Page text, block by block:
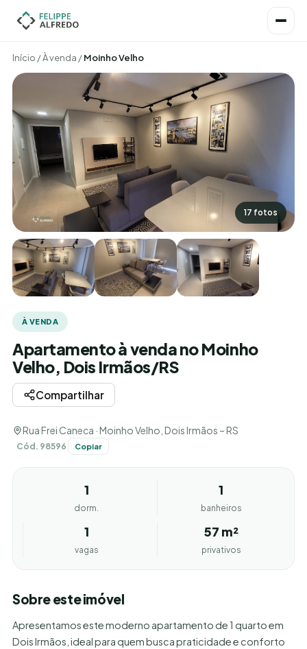
Início /À venda /Moinho Velho
17 fotos
À VENDA
Apartamento à venda no Moinho
Velho, Dois Irmãos/RS
Compartilhar
Rua Frei Caneca · Moinho Velho, Dois Irmãos – RS
Cód. 98596 Copiar
1
dorm.
1
banheiros
1
vagas
57 m²
privativos
Sobre este imóvel
Apresentamos este moderno apartamento de 1 quarto em
Dois Irmãos, ideal para quem busca praticidade e conforto